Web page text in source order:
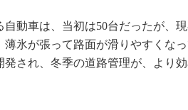
IHSアナリスト「未来展望」
「英語に愛されないエンジニア」の
ための新行動論
動車は、当初は50台だったが、
氷が張って路面が滑りやすくな
され、冬季の道路管理が、より